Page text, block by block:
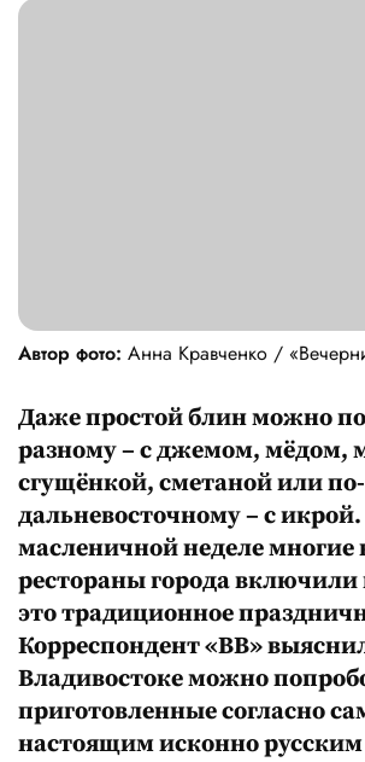
Автор фото: Анна Кравченко /
Даже простой блин можно
разному – с джемом, мёдом,
сгущёнкой, сметаной или по-
дальневосточному – с
масленичной неделе многие
рестораны города
это традиционное
Корреспондент «ВВ»
Владивостоке можно
приготовленные согласно
настоящим исконно